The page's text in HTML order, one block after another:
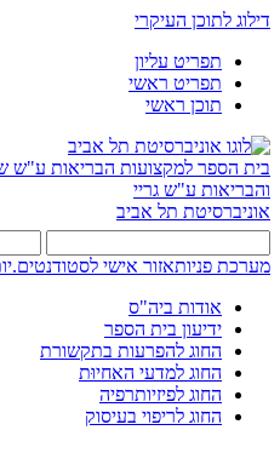
דילוג לתוכן העיקרי
תפריט עליון
תפריט ראשי
תוכן ראשי
בית הספר למקצועות הבריאות ע"ש
והבריאות ע"ש גריי
אוניברסיטת תל אביב
מערכת פניותאזור אישי
אודות ביה"ס
ידיעון בית הספר
החוג להפרעות בתקשורת
החוג למדעי האחיוּת
החוג לפיזיותרפיה
החוג לריפוי בעיסוק